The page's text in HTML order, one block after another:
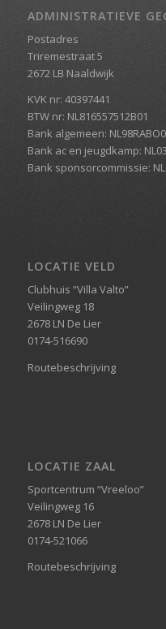
ADMINISTRATIEVE
Postadres
Triremestraat 5
2672 LB Naaldwijk
KVK nr: 40397441
BTW nr: NL816557512B01
Bank algemeen:
Bank ac en jeugdkamp:
Bank sponsorcommissie:
LOCATIE VELD
Clubhuis “Villa Valto”
Veilingweg 18
2678 LN De Lier
0174-516690
Routebeschrijving
LOCATIE ZAAL
Sportcentrum “Vreeloo”
Veilingweg 16
2678 LN De Lier
0174-521066
Routebeschrijving